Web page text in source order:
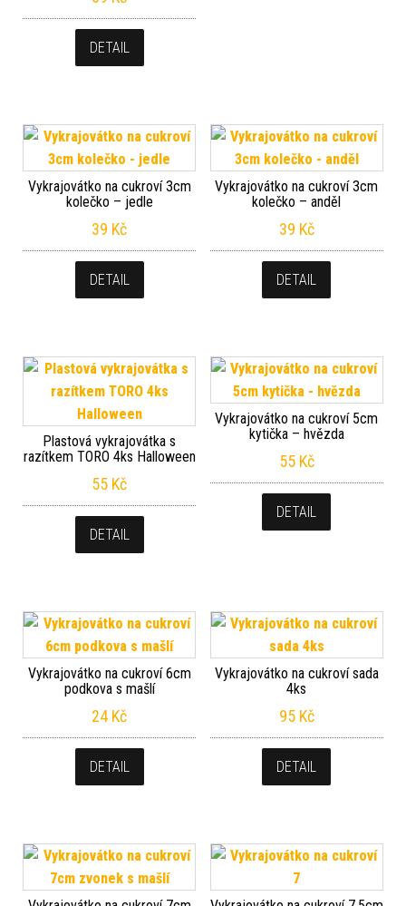
DETAIL
Vykrajovátko na cukroví 3cm
kolečko – jedle
39 Kč
DETAIL
Vykrajovátko na cukroví 3cm
kolečko – anděl
39 Kč
DETAIL
Plastová vykrajovátka s
razítkem TORO 4ks Halloween
55 Kč
DETAIL
Vykrajovátko na cukroví 5cm
kytička – hvězda
55 Kč
DETAIL
Vykrajovátko na cukroví 6cm
podkova s mašlí
24 Kč
DETAIL
Vykrajovátko na cukroví sada
4ks
95 Kč
DETAIL